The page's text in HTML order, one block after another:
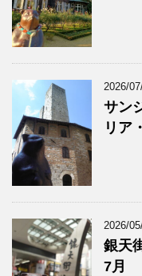
2026/
サン
リア
2026/
銀天
7月